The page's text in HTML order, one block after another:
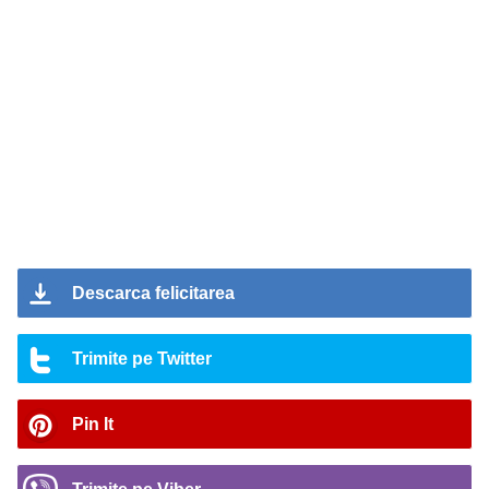
Descarca felicitarea
Trimite pe Twitter
Pin It